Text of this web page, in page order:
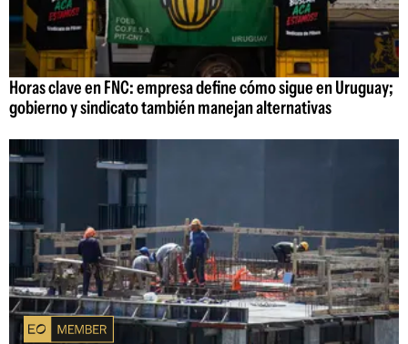
Horas clave en FNC: empresa define cómo sigue en Uruguay;
gobierno y sindicato también manejan alternativas